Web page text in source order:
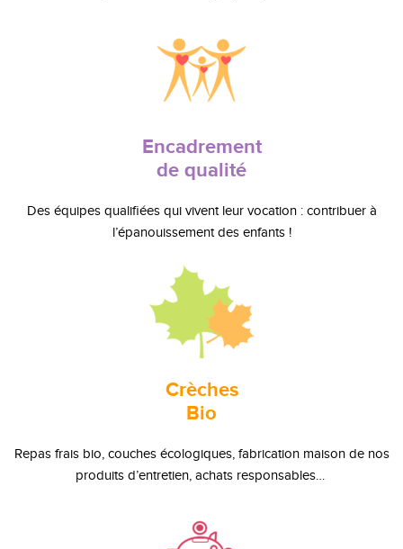
Encadrement
de qualité
Des équipes qualifiées qui vivent leur vocation : contribuer à
l’épanouissement des enfants !
Crèches
Bio
Repas frais bio, couches écologiques, fabrication maison de nos
produits d’entretien, achats responsables…